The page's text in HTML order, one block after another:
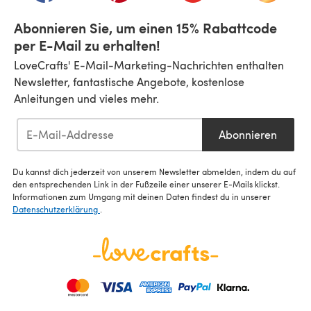
Abonnieren Sie, um einen 15% Rabattcode
per E-Mail zu erhalten!
LoveCrafts' E-Mail-Marketing-Nachrichten enthalten
Newsletter, fantastische Angebote, kostenlose
Anleitungen und vieles mehr.
Abonnieren
Du kannst dich jederzeit von unserem Newsletter abmelden, indem du auf
den entsprechenden Link in der Fußzeile einer unserer E-Mails klickst.
Informationen zum Umgang mit deinen Daten findest du in unserer
Datenschutzerklärung